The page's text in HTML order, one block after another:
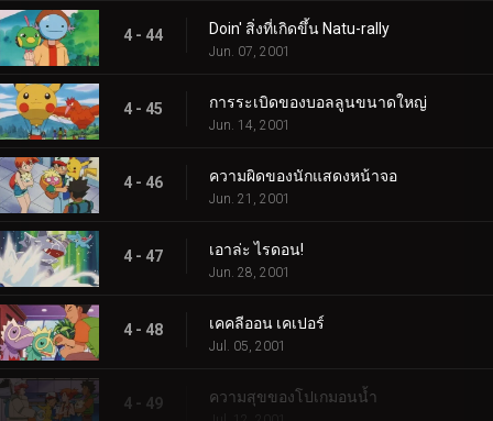
4 - 44 Doin' สิ่งที่เกิดขึ้น Natu-rally
Jun. 07, 2001
4 - 45 การระเบิดของบอลลูนขนาดใหญ่
Jun. 14, 2001
4 - 46 ความผิดของนักแสดงหน้าจอ
Jun. 21, 2001
4 - 47 เอาล่ะ ไรดอน!
Jun. 28, 2001
4 - 48 เคคลีออน เคเปอร์
Jul. 05, 2001
4 - 49 ความสุขของโปเกมอนน้ำ